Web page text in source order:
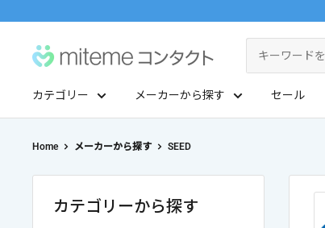
miteme
ポイントを交換する
クリニックフォアやアプリ「クリフォア」と同じアカウントをご利用いた
1Day
ジョンソン・エンド・ジョンソン
カテゴリー メーカーから探す セール
Home メーカーから探す SEED
カテゴリーから探す